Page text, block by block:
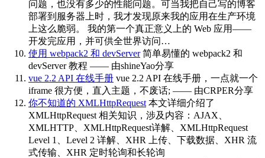
问题，也没有多少的性能问题。可当我把自己写的博客
部署到服务器上时，我才发现原来我的应用在生产环境
上这么脆弱。 我的第一个真正意义上的 Web 应用——
开发完应用，并可供全世界访问…
使用 webpack2 和 devServer简单易懂的 webpack2 和
devServer 教程 —— 由shineYao分享
vue 2.2 API 在线手册 vue 2.2 API 在线手册，一点就一个
iframe 很方便，直入主题，不废话; —— 由CRPER分享
你不知道的 XMLHttpRequest 本文详细介绍了
XMLHttpRequest 相关知识，涉及内容：AJAX、
XMLHTTP、XMLHttpRequest详解、XMLHttpRequest
Level 1、Level 2 详解、XHR 上传、下载数据、XHR 流
式传输、XHR 定时轮询和长轮询